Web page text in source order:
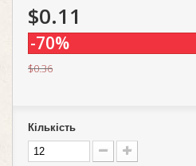
$0.11
-70%
$0.36
Кількість